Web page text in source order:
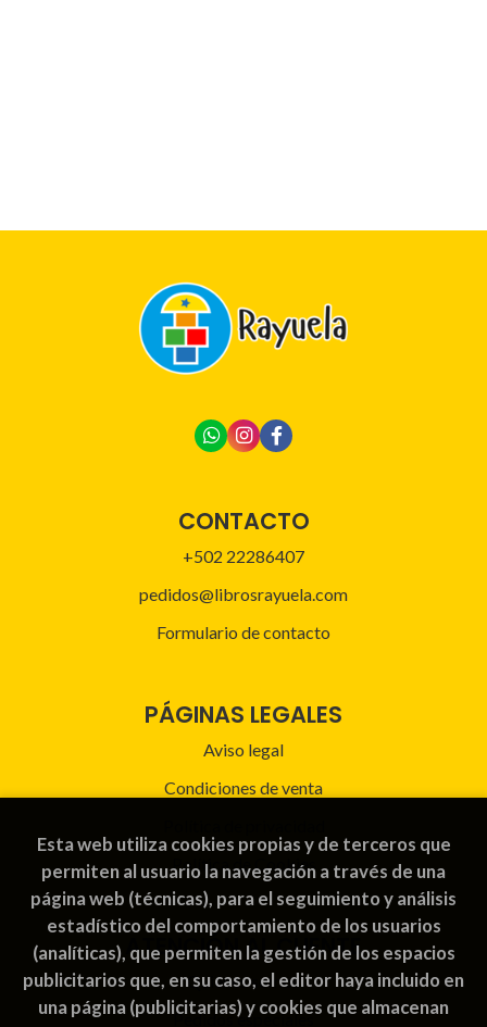
CONTACTO
+502 22286407
pedidos@librosrayuela.com
Formulario de contacto
PÁGINAS LEGALES
Aviso legal
Condiciones de venta
Política de Cookies
ATENCIÓN AL CLIENTE
Quiénes somos
Pedidos especiales
Esta web utiliza cookies propias y de terceros que
permiten al usuario la navegación a través de una
página web (técnicas), para el seguimiento y análisis
estadístico del comportamiento de los usuarios
(analíticas), que permiten la gestión de los espacios
publicitarios que, en su caso, el editor haya incluido en
una página (publicitarias) y cookies que almacenan